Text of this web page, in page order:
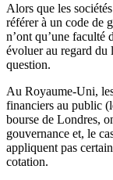
Alors que les
référer à un code de
n’ont qu’une faculté
évoluer au regard du
question.
Au Royaume-Uni,
financiers au public
bourse de Londres,
gouvernance et, le
appliquent pas
cotation.